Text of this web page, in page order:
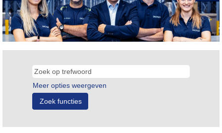
Meer opties weergeven